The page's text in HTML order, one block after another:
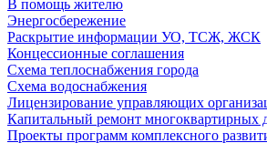
В помощь жителю
Энергосбережение
Раскрытие информации УО, ТСЖ, ЖСК
Концессионные соглашения
Схема теплоснабжения города
Схема водоснабжения
Лицензирование управляющих
Капитальный ремонт многоквартирных
Проекты программ комплексного